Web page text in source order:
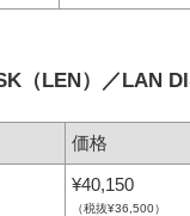
（LEN）／LAN
価格
¥40,150
（税抜¥36,500）